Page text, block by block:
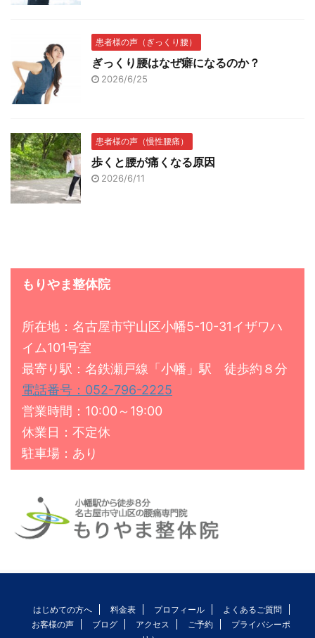
患者様の声（ぎっくり腰）
ぎっくり腰はなぜ癖になるのか？
2026/6/25
患者様の声（慢性腰痛）
歩くと腰が痛くなる原因
2026/6/11
もりやま整体院
所在地：名古屋市守山区小幡5-10-31イザワハ
イム101号室
最寄り駅：名鉄瀬戸線「小幡」駅 徒歩約８分
電話番号：052-796-2225
営業時間：10:00～19:00
休業日：不定休
駐車場：あり
はじめての方へ 料金表 プロフィール
よくあるご質問
お客様の声
ブログ アクセス ご予約
プライバシーポ